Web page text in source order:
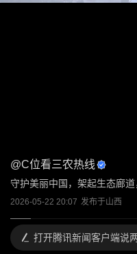
@C位看三农热线
守护美丽中国，架起生态廊道
2026-05-22 20:07 发布于山西
打开腾讯新闻客户端说